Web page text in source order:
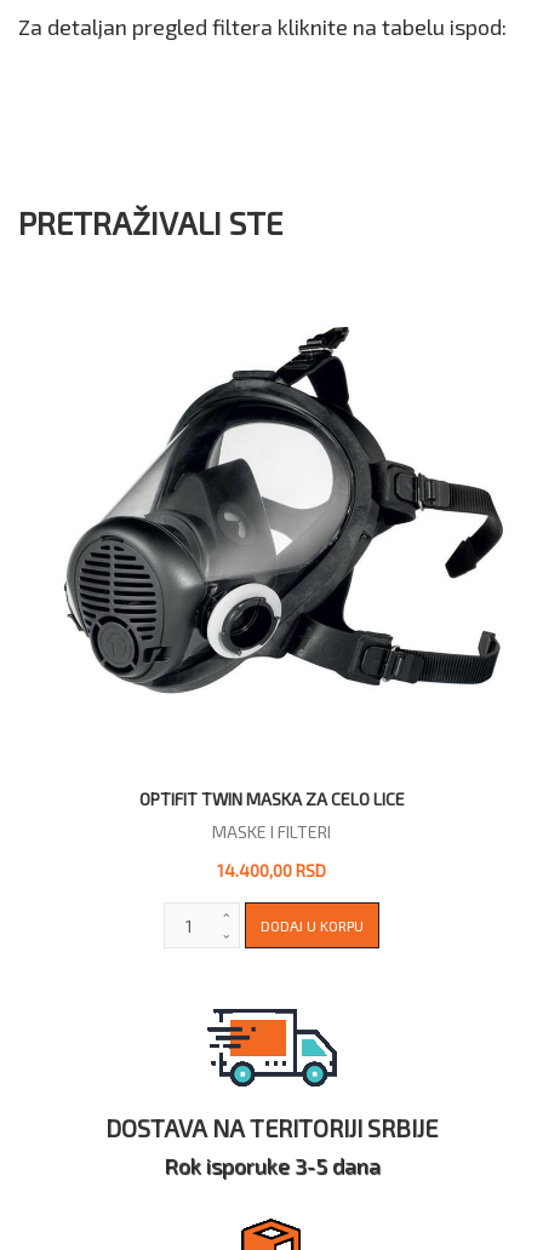
Za detaljan pregled filtera kliknite na tabelu ispod:
PRETRAŽIVALI STE
OPTIFIT TWIN MASKA ZA CELO LICE
MASKE I FILTERI
14.400,00 RSD
DOSTAVA NA TERITORIJI SRBIJE
Rok isporuke 3-5 dana